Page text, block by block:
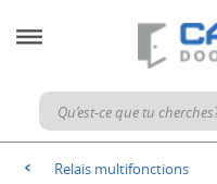
< Relais multifonctions